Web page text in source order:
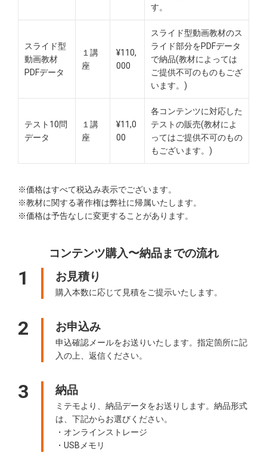
す。
スライド型
動画教材
PDFデータ
１講
座
¥110,
000
スライド型動画教材のス
ライド部分をPDFデータ
で納品(教材によっては
ご提供不可のものもござ
います。)
テスト10問
データ
１講
座
¥11,0
00
各コンテンツに対応した
テストの販売(教材によ
ってはご提供不可のもの
もございます。)
※価格はすべて税込み表示でございます。
※教材に関する著作権は弊社に帰属いたします。
※価格は予告なしに変更することがあります。
コンテンツ購入〜納品までの流れ
1 お見積り
購入本数に応じて見積をご提示いたします。
2 お申込み
申込確認メールをお送りいたします。指定箇所に記
入の上、返信ください。
3 納品
ミテモより、納品データをお送りします。納品形式
は、下記からお選びください。
・オンラインストレージ
・USBメモリ